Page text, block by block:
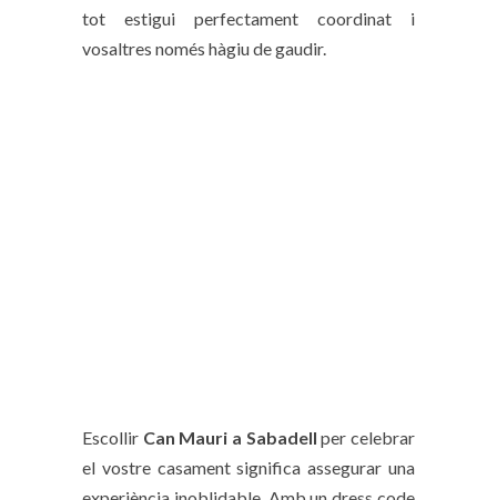
tot estigui perfectament coordinat i
vosaltres només hàgiu de gaudir.
Escollir Can Mauri a Sabadell per celebrar
el vostre casament significa assegurar una